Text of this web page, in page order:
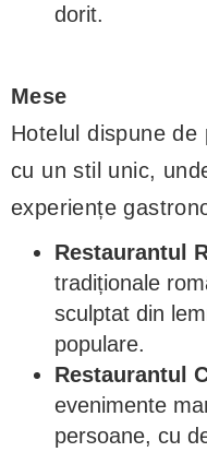
dorit.
Mese
Hotelul dispune
cu un stil unic,
experiențe
Restaurantul
tradiționale
sculptat din
populare.
Restaurantul
evenimente
persoane, cu